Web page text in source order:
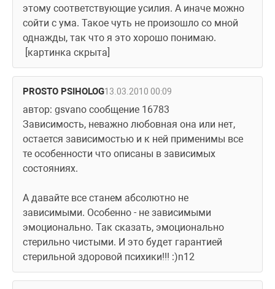
этому соответствующие усилия. А иначе можно
сойти с ума. Такое чуть не произошло со мной
однажды, так что я это хорошо понимаю.
[картинка скрыта]
PROSTO PSIHOLOG13.03.2010 00:09
автор: gsvano сообщение 16783
Зависимость, неважно любовная она или нет,
остается зависимостью и к ней применимы все
те особенности что описаны в зависимых
состояниях.
А давайте все станем абсолютно не
зависимыми. Особенно - не зависимыми
эмоционально. Так сказать, эмоционально
стерильно чистыми. И это будет гарантией
стерильной здоровой психики!!! :)n12